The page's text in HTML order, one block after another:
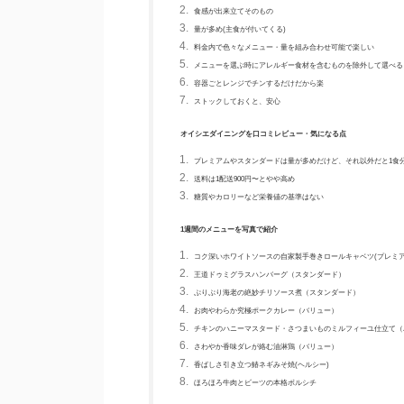
食感が出来立てそのもの
量が多め(主食が付いてくる)
料金内で色々なメニュー・量を組み合わせ可能で楽しい
メニューを選ぶ時にアレルギー食材を含むものを除外して選べる
容器ごとレンジでチンするだけだから楽
ストックしておくと、安心
オイシエダイニングを口コミレビュー・気になる点
プレミアムやスタンダードは量が多めだけど、それ以外だと1食
送料は1配送900円〜とやや高め
糖質やカロリーなど栄養値の基準はない
1週間のメニューを写真で紹介
コク深いホワイトソースの自家製手巻きロールキャベツ(プレミ
王道ドゥミグラスハンバーグ（スタンダード）
ぷりぷり海老の絶妙チリソース煮（スタンダード）
お肉やわらか究極ポークカレー（バリュー）
チキンのハニーマスタード・さつまいものミルフィーユ仕立て（
さわやか香味ダレが絡む油淋鶏（バリュー）
香ばしさ引き立つ鰆ネギみそ焼(ヘルシー)
ほろほろ牛肉とビーツの本格ボルシチ